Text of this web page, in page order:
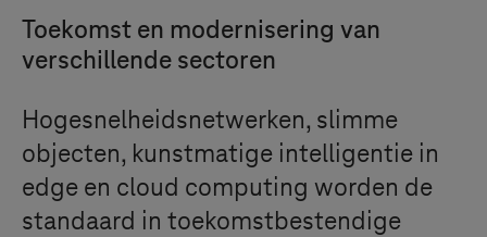
Toekomst en modernisering van
verschillende sectoren
Hogesnelheidsnetwerken, slimme
objecten, kunstmatige intelligentie in
edge en cloud computing worden de
standaard in toekomstbestendige